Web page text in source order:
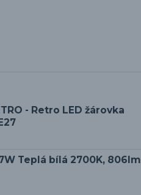
- Retro LED žárovka
Teplá bílá 2700K, 806lm